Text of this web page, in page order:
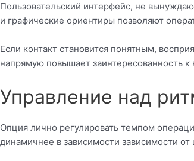
Пользовательский интерфейс, не
и графические ориентиры позволяют
Если контакт становится понятным,
напрямую повышает заинтересованность к
Управление над
Опция лично регулировать темпом
динамичнее в зависимости зависимости от